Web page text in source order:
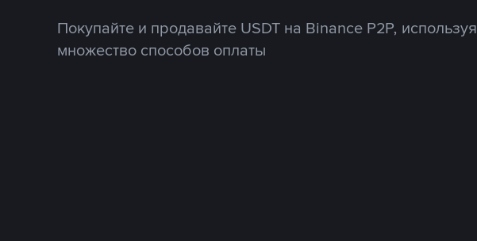
Покупайте и продавайте USDT на Binance P2P, используя
множество способов оплаты